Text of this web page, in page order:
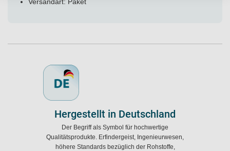
Hergestellt in Deutschland
Der Begriff als Symbol für hochwertige
Qualitätsprodukte. Erfindergeist, Ingenieurwesen,
höhere Standards bezüglich der Rohstoffe,